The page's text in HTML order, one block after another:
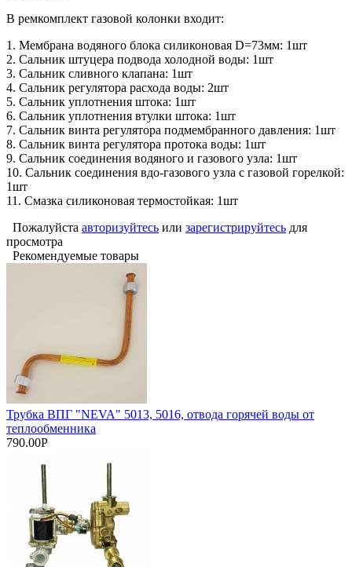
В ремкомплект газовой колонки входит:
1. Мембрана водяного блока силиконовая D=73мм: 1шт
2. Сальник штуцера подвода холодной воды: 1шт
3. Сальник сливного клапана: 1шт
4. Сальник регулятора расхода воды: 2шт
5. Сальник уплотнения штока: 1шт
6. Сальник уплотнения втулки штока: 1шт
7. Сальник винта регулятора подмембранного давления: 1шт
8. Сальник винта регулятора протока воды: 1шт
9. Сальник соединения водяного и газового узла: 1шт
10. Сальник соединения вдо-газового узла с газовой горелкой:
1шт
11. Смазка силиконовая термостойкая: 1шт
Пожалуйста авторизуйтесь или зарегистрируйтесь для
просмотра
Рекомендуемые товары
Трубка ВПГ "NEVA" 5013, 5016, отвода горячей воды от
теплообменника
790.00Р